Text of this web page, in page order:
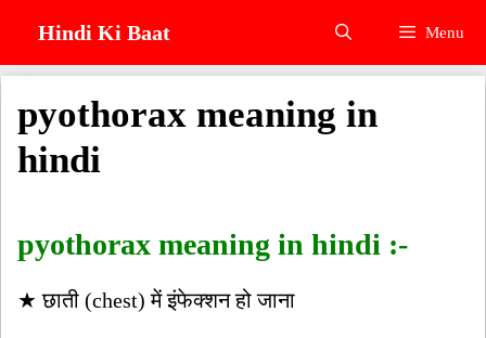
content
Hindi Ki Baat Menu
pyothorax meaning in
hindi
pyothorax meaning in hindi :-
★ छाती (chest) में इंफेक्शन हो जाना